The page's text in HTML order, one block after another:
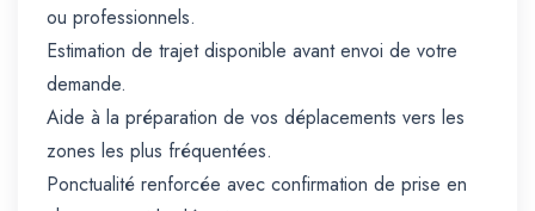
ou professionnels.
Estimation de trajet disponible avant envoi de votre
demande.
Aide à la préparation de vos déplacements vers les
zones les plus fréquentées.
Ponctualité renforcée avec confirmation de prise en